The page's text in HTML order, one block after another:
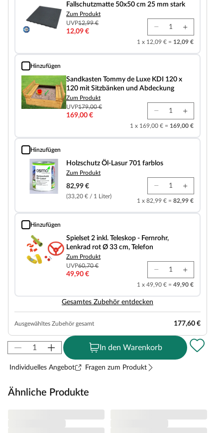
Fallschutzmatte 50x50 cm 25 mm stark
Zum Produkt
UVP12,99 €
12,09 €
1 x 12,09 € = 12,09 €
Hinzufügen
Sandkasten Tommy de Luxe KDI 120 x 120 mit Sitzbänken und Abdeckung
Sandkasten Tommy de Luxe KDI 120 x
120 mit Sitzbänken und Abdeckung
Zum Produkt
UVP179,00 €
169,00 €
1 x 169,00 € = 169,00 €
Hinzufügen
Holzschutz Öl-Lasur 701 farblos
Holzschutz Öl-Lasur 701 farblos
Zum Produkt
82,99 €
(33,20 € / 1 Liter)
1 x 82,99 € = 82,99 €
Hinzufügen
Spielset 2 inkl. Teleskop - Fernrohr, Lenkrad rot Ø 33 cm, Telefon
Spielset 2 inkl. Teleskop - Fernrohr,
Lenkrad rot Ø 33 cm, Telefon
Zum Produkt
UVP60,70 €
49,90 €
1 x 49,90 € = 49,90 €
Gesamtes Zubehör entdecken
Ausgewähltes Zubehör gesamt 177,60 €
In den Warenkorb
Individuelles Angebot Fragen zum Produkt
Ähnliche Produkte